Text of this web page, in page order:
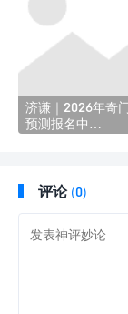
济谦｜2026年奇
预测报名中…
评论 (0)